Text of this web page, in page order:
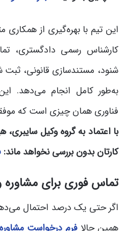
این تیم با بهره‌گیری از
کارشناس رسمی دادگستری،
شنود، مستندسازی قانونی،
به‌طور کامل انجام می‌دهد.
فناوری همان چیزی است که
با اعتماد به گروه وکیل
کارتان بدون بررسی نخواهد ماند:
تماس فوری برای مشاوره
اگر حتی یک درصد احتمال
همین حالافرم درخواست مشاوره